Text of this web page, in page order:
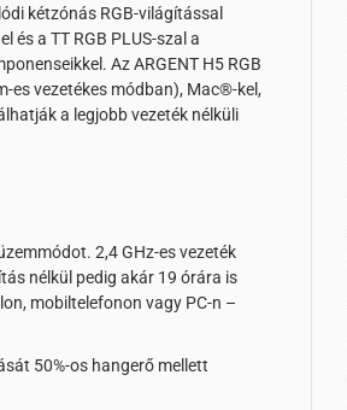
kétzónás RGB-világítással
és a TT RGB PLUS-szal a
Az ARGENT H5 RGB
es vezetékes módban), Mac®-kel,
a legjobb vezeték nélküli
2,4 GHz-es vezeték
nélkül pedig akár 19 órára is
mobiltelefonon vagy PC-n –
50%-os hangerő mellett